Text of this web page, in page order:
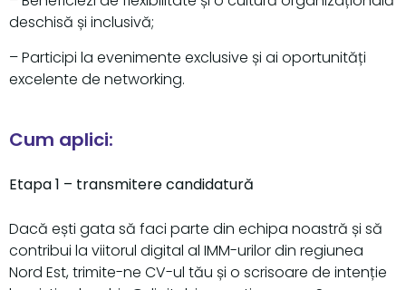
deschisă și inclusivă;
– Participi la evenimente exclusive și ai oportunități
excelente de networking.
Cum aplici:
Etapa 1 – transmitere candidatură
Dacă ești gata să faci parte din echipa noastră și să
contribui la viitorul digital al IMM-urilor din regiunea
Nord Est, trimite-ne CV-ul tău și o scrisoare de intenție